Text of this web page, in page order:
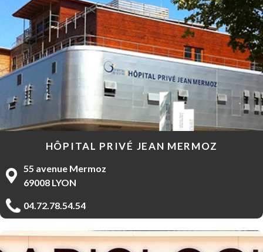
HÔPITAL PRIVÉ JEAN MERMOZ
55 avenue Mermoz
69008 LYON
04.72.78.54.54